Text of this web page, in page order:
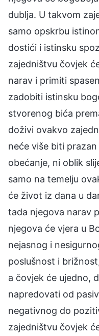
dublja. U takvom
samo opskrbu
dostići i istinsku
zajedništvu čovjek
narav i primiti
zadobiti istinsku
stvorenog bića
doživi ovakvo
neće više biti
obećanje, ni oblik
samo na temelju
će život iz dana u
tada njegova narav
njegova će vjera u
nejasnog i
poslušnost i
a čovjek će ujedno,
napredovati od
negativnog do
zajedništvu čovjek